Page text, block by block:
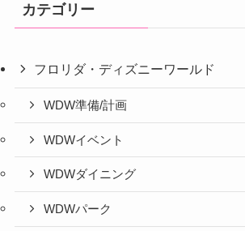
カテゴリー
フロリダ・ディズニーワールド
WDW準備/計画
WDWイベント
WDWダイニング
WDWパーク